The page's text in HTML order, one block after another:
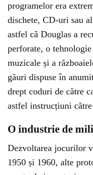
programelor era
dischete, CD-uri sau
astfel că Douglas a
perforate, o
muzicale și a
găuri dispuse în
drept coduri de către
astfel instrucțiuni
O industrie de
Dezvoltarea jocurilor
1950 și 1960, alte